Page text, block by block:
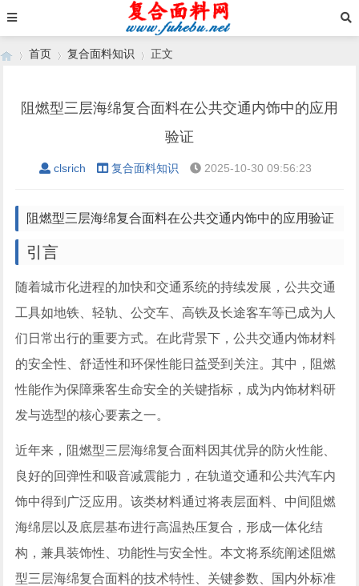
首页 复合面料知识 正文
阻燃型三层海绵复合面料在公共交通内饰中的应用
验证
clsrich 复合面料知识 2025-10-30 09:56:23
阻燃型三层海绵复合面料在公共交通内饰中的应用验证
引言
随着城市化进程的加快和交通系统的持续发展，公共交通
工具如地铁、轻轨、公交车、高铁及长途客车等已成为人
们日常出行的重要方式。在此背景下，公共交通内饰材料
的安全性、舒适性和环保性能日益受到关注。其中，阻燃
性能作为保障乘客生命安全的关键指标，成为内饰材料研
发与选型的核心要素之一。
近年来，阻燃型三层海绵复合面料因其优异的防火性能、
良好的回弹性和吸音减震能力，在轨道交通和公共汽车内
饰中得到广泛应用。该类材料通过将表层面料、中间阻燃
海绵层以及底层基布进行高温热压复合，形成一体化结
构，兼具装饰性、功能性与安全性。本文将系统阐述阻燃
型三层海绵复合面料的技术特性、关键参数、国内外标准